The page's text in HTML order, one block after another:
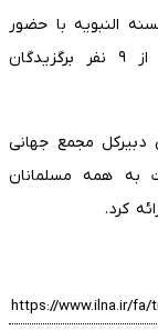
از موسوعه ۲۰ جلدی السنه النبویه با حضور
رییس جمهوری رونمایی و با اهدای تندیس از ۹ نفر برگزیدگان
دبیرکل مجمع جهانی
به همه مسلمانان
کرد.